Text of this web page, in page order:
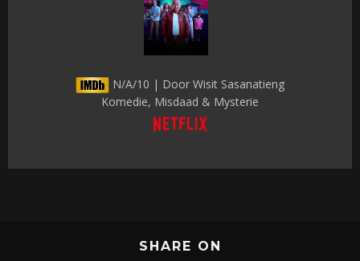
N/A/10 | Door Wisit Sasanatieng
Komedie, Misdaad & Mysterie
SHARE ON